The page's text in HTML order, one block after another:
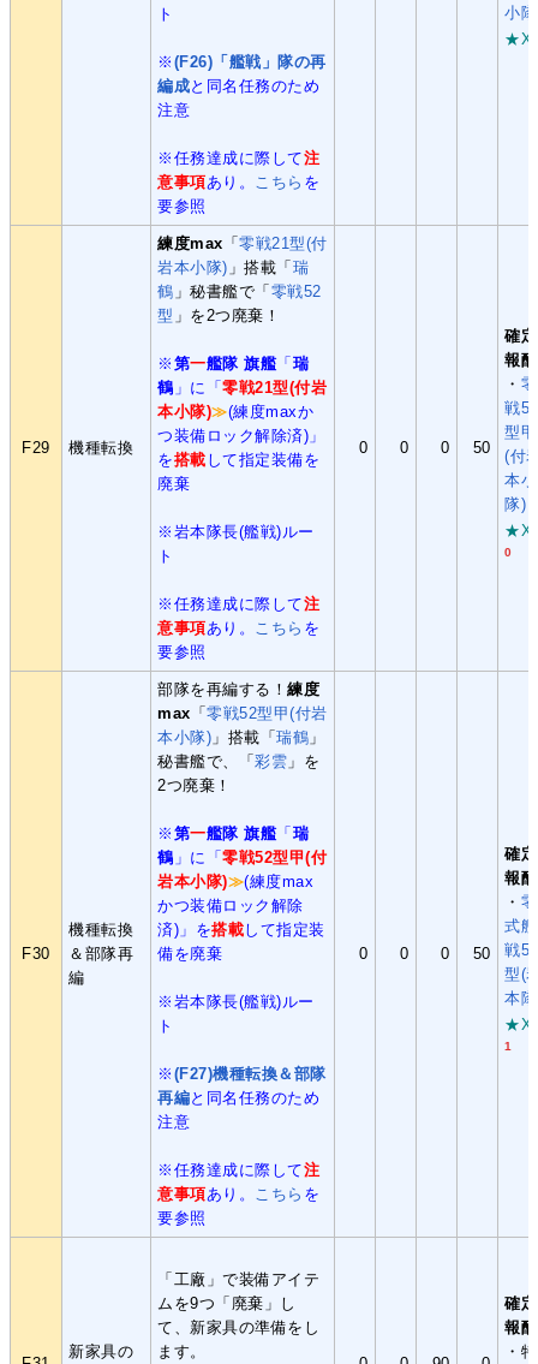
ト
※ (F26)「艦戦」隊の再
編成と同名任務のため
注意
※任務達成に際して注
意事項あり。 こちら を
要参照
小
★X
F29 機種転換
練度max 「零戦21型(付
岩本小隊) 」搭載「瑞
鶴 」秘書艦で「零戦52
型 」を2つ廃棄！
※ 第一艦隊 旗艦「瑞
鶴 」に「零戦21型(付岩
本小隊)≫(練度maxか
つ装備ロック解除済)」
を搭載 して指定装備を
廃棄
※岩本隊長(艦戦)ルー
ト
※任務達成に際して注
意事項あり。 こちら を
要参照
0 0 0 50
確定
報酬
・ 零
戦52
型甲
(付
本小
隊)
★X
0
F30
機種転換
＆部隊再
編
部隊を再編する！練度
max 「零戦52型甲(付岩
本小隊) 」搭載「瑞鶴 」
秘書艦で、「彩雲 」を
2つ廃棄！
※ 第一艦隊 旗艦「瑞
鶴 」に「零戦52型甲(付
岩本小隊)≫(練度max
かつ装備ロック解除
済)」を搭載して指定装
備を廃棄
※岩本隊長(艦戦)ルー
ト
※ (F27)機種転換＆部隊
再編と同名任務のため
注意
※任務達成に際して注
意事項あり。 こちら を
要参照
0 0 0 50
確定
報酬
・ 零
式艦
戦53
型(
本
★X
1
新家具の
「工廠」で装備アイテ
ムを9つ「廃棄」し
て、新家具の準備をし
ます。
確定
報酬
・特